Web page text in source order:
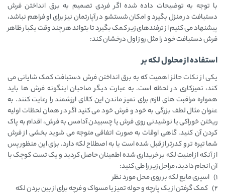
با توجه به توضیحات داده شده اگر فردی تصمیم به برق انداختن فرش
دستبافت در منزل بگیرد و امکان شستشو در آپارتمان نیز برای او فراهم نباشد،
پیشنهاد می کنیم از ترفندهای زیر کمک بگیرد تا بتواند هر چند وقت یکبار ظاهر
فرش دستبافت خود را مثل روز اول درخشان کند:
استفاده از محلول لکه بر
یکی از نکات حائز اهمیت که به برق انداختن فرش دستبافت کمک شایانی می
کند، تمیزکاری در لحظه است. به عبارت دیگر صاحبان اینگونه فرش ها باید
همواره مراقبت های لازم برای تمیز ماندن این کالای ارزشمند را رعایت کنند. به
عنوان مثال لطف بزرگی به خود و فرش خود می کنید اگر در همان لحظات اولیه
ریختن خوراکی یا نوشیدنی روی فرش یا چسبیدن آدامس به فرش، اقدام به پاک
کردن آن کنید. گاهی اوقات به صورت اتفاقی متوجه می شوید بخشی از فرش
شما تیره تر و کدرتر از قبل شده است یا به اصطلاح لکه دارد. برای این منظور پس
از آنکه از امنیت لکه بر خریداری شده اطمینان حاصل کردید و یک تست کوچک با
آن انجام دادید، مراحل زیر را طی کنید:
1) اسپری مایع لکه بر روی محل مورد نظر
2) کمک گرفتن از یک پارچه و حوله تمیز یا مسواک و فرچه برای از بین بردن لکه